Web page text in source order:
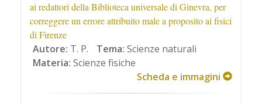
ai redattori della Biblioteca universale di Ginevra, per
correggere un errore attribuito male a proposito ai fisici
di Firenze
Autore: T. P. Tema: Scienze naturali
Materia: Scienze fisiche
Scheda e immagini